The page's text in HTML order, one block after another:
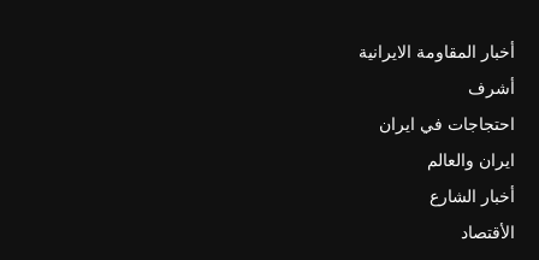
أخبار المقاومة الايرانية
أشرف
احتجاجات في ايران
ايران والعالم
أخبار الشارع
الأقتصاد